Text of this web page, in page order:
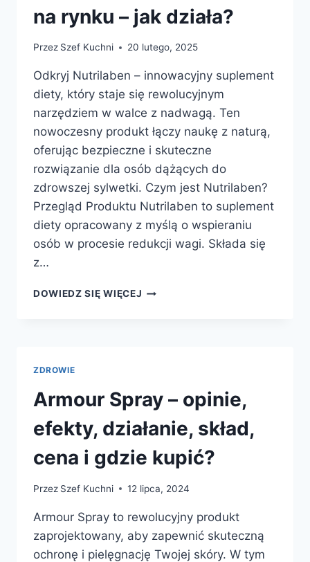
na rynku – jak działa?
Przez Szef Kuchni 20 lutego, 2025
Odkryj Nutrilaben – innowacyjny suplement
diety, który staje się rewolucyjnym
narzędziem w walce z nadwagą. Ten
nowoczesny produkt łączy naukę z naturą,
oferując bezpieczne i skuteczne
rozwiązanie dla osób dążących do
zdrowszej sylwetki. Czym jest Nutrilaben?
Przegląd Produktu Nutrilaben to suplement
diety opracowany z myślą o wspieraniu
osób w procesie redukcji wagi. Składa się
z…
DOWIEDZ SIĘ WIĘCEJ NUTRILABEN
JAK
DZIAŁA?
ZDROWIE
Armour Spray – opinie,
efekty, działanie, skład,
cena i gdzie kupić?
Przez Szef Kuchni 12 lipca, 2024
Armour Spray to rewolucyjny produkt
zaprojektowany, aby zapewnić skuteczną
ochronę i pielęgnację Twojej skóry. W tym